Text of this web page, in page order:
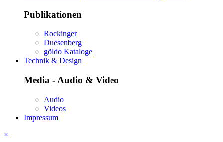
Publikationen
Rockinger
Duesenberg
göldo Kataloge
Technik & Design
Media - Audio & Video
Audio
Videos
Impressum
×